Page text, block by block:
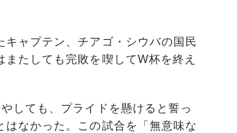
ャプテン、チアゴ・シウバの国民
たしても完敗を喫してW杯を終え
しても、プライドを懸けると誓っ
なかった。この試合を「無意味な